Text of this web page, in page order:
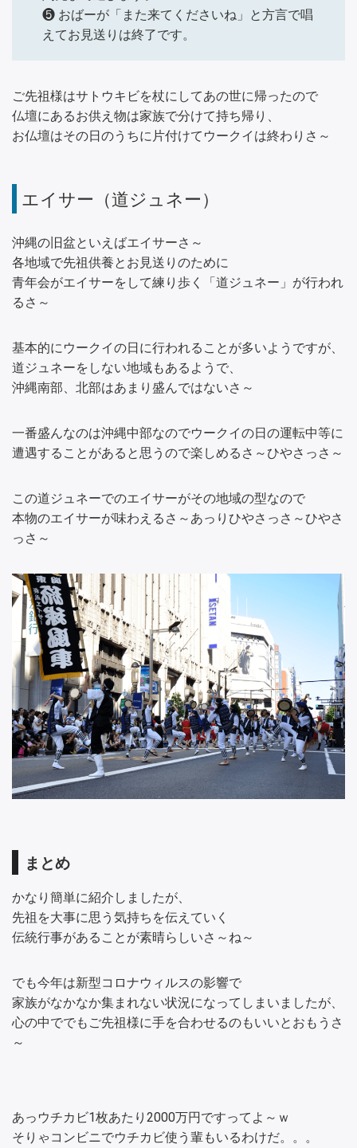
❺ おばーが「また来てくださいね」と方言で唱
えてお見送りは終了です。
ご先祖様はサトウキビを杖にしてあの世に帰ったので
仏壇にあるお供え物は家族で分けて持ち帰り、
お仏壇はその日のうちに片付けてウークイは終わりさ～
エイサー（道ジュネー）
沖縄の旧盆といえばエイサーさ～
各地域で先祖供養とお見送りのために
青年会がエイサーをして練り歩く「道ジュネー」が行われ
るさ～
基本的にウークイの日に行われることが多いようですが、
道ジュネーをしない地域もあるようで、
沖縄南部、北部はあまり盛んではないさ～
一番盛んなのは沖縄中部なのでウークイの日の運転中等に
遭遇することがあると思うので楽しめるさ～ひやさっさ～
この道ジュネーでのエイサーがその地域の型なので
本物のエイサーが味わえるさ～あっりひやさっさ～ひやさ
っさ～
まとめ
かなり簡単に紹介しましたが、
先祖を大事に思う気持ちを伝えていく
伝統行事があることが素晴らしいさ～ね～
でも今年は新型コロナウィルスの影響で
家族がなかなか集まれない状況になってしまいましたが、
心の中ででもご先祖様に手を合わせるのもいいとおもうさ
～
あっウチカビ1枚あたり2000万円ですってよ～ｗ
そりゃコンビニでウチカビ使う輩もいるわけだ。。。